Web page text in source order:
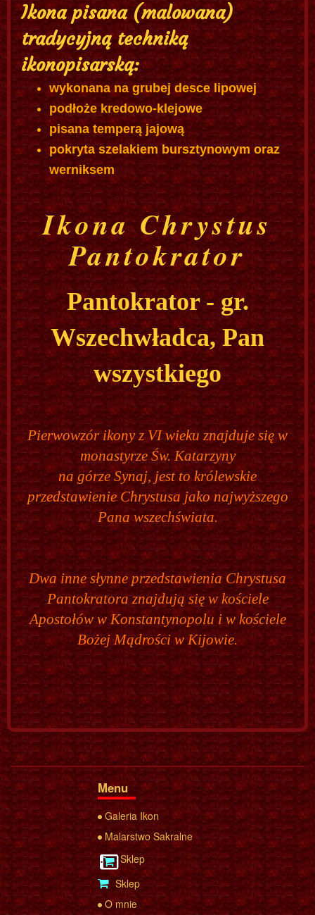
Ikona pisana (malowana)
tradycyjną techniką
ikonopisarską:
wykonana na grubej desce lipowej
podłoże kredowo-klejowe
pisana temperą jajową
pokryta szelakiem bursztynowym oraz
werniksem
Ikona Chrystus
Pantokrator
Pantokrator - gr.
Wszechwładca, Pan
wszystkiego
Pierwowzór ikony z VI wieku znajduje się w
monastyrze Św. Katarzyny
na górze Synaj, jest to królewskie
przedstawienie Chrystusa jako najwyższego
Pana wszechświata.
Dwa inne słynne przedstawienia Chrystusa
Pantokratora znajdują się w kościele
Apostołów w Konstantynopolu i w kościele
Bożej Mądrości w Kijowie.
Menu
Galeria Ikon
Malarstwo Sakralne
Sklep
Sklep
O mnie